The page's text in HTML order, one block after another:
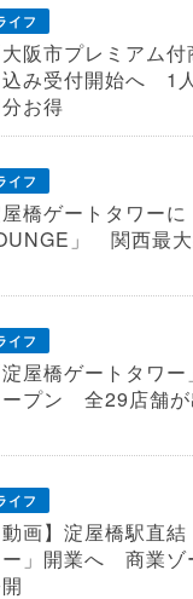
イフ
大阪市プレミアム
み受付開始へ 1
お得
イフ
橋ゲートタワー
」 関西最
イフ
淀屋橋ゲートタワ
プン 全29店舗が
イフ
動画】淀屋橋駅直
ー」開業へ 商業ゾ